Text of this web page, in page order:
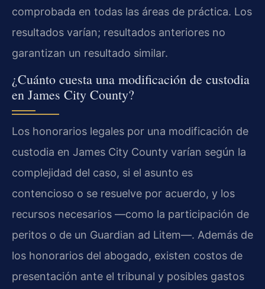
comprobada en todas las áreas de práctica. Los
resultados varían; resultados anteriores no
garantizan un resultado similar.
¿Cuánto cuesta una modificación de custodia
en James City County?
Los honorarios legales por una modificación de
custodia en James City County varían según la
complejidad del caso, si el asunto es
contencioso o se resuelve por acuerdo, y los
recursos necesarios —como la participación de
peritos o de un Guardian ad Litem—. Además de
los honorarios del abogado, existen costos de
presentación ante el tribunal y posibles gastos